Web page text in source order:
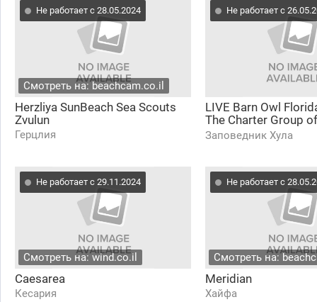
Не работает с 28.05.2024
Смотреть на: beachcam.co.il
Herzliya SunBeach Sea Scouts
Zvulun
Герцлия
Не работает с
LIVE Barn Owl
The Charter Group
Ecology| University
Заповедник Хула
Не работает с 29.11.2024
Смотреть на: wind.co.il
Caesarea
Кесария
Не работает с
Смотреть на:
Meridian
Хайфа